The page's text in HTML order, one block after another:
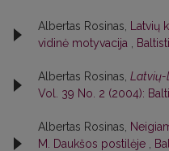
Albertas Rosinas,
vidinė motyvacija
Albertas Rosinas, Latvių-
Vol. 39 No. 2 (2004):
Albertas Rosinas,
M. Daukšos postilėje